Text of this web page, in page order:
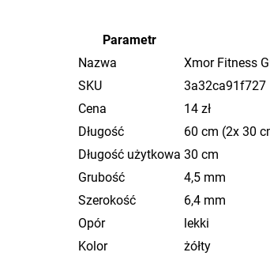
Parametr
Nazwa
Xmor Fitness
SKU
3a32ca91f727
Cena
14 zł
Długość
60 cm (2x 30
Długość użytkowa 30 cm
Grubość
4,5 mm
Szerokość
6,4 mm
Opór
lekki
Kolor
żółty